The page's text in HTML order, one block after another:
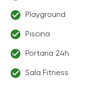
Playground
Piscina
Portaria 24h
Sala Fitness